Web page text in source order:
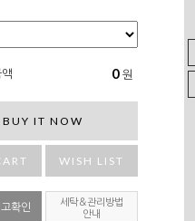
0 원
BUY IT NOW
WISH LIST
확인
세탁＆관리방법
안내